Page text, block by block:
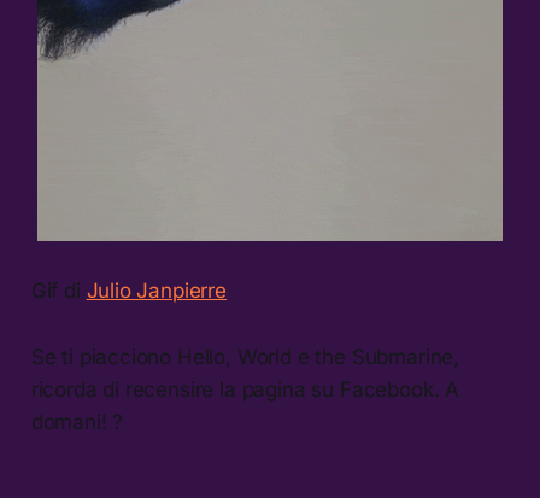
Gif di Julio Janpierre
Se ti piacciono Hello, World e the Submarine,
ricorda di recensire la pagina su Facebook. A
domani! ?